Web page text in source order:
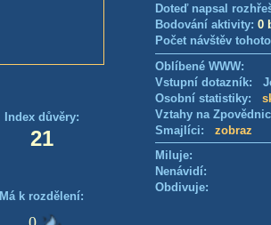
Index důvěry:
21
Má k rozdělení:
Doteď napsal
Bodování aktivity: 0
Počet návštěv
Oblíbené WWW:
Vstupní dotazník:
Osobní statistiky:
Vztahy na
Smajlíci: zobraz
Miluje:
Nenávidí:
Obdivuje: